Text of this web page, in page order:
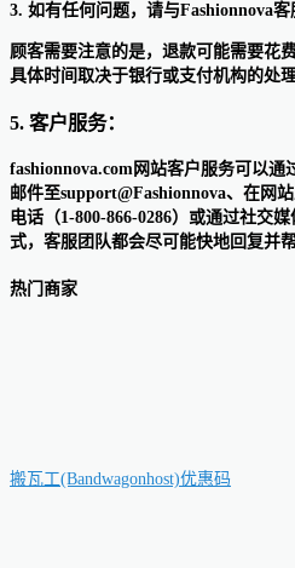
3. 如有任何问题，请与Fashionnova客
顾客需要注意的是，退款可能需要花
具体时间取决于银行或支付机构的处理
5. 客户服务：
fashionnova.com网站客户服务可以
邮件至support@Fashionnova、在网
电话（1-800-866-0286）或通过社交
式，客服团队都会尽可能快地回复并
热门商家
搬瓦工(Bandwagonhost)优惠码